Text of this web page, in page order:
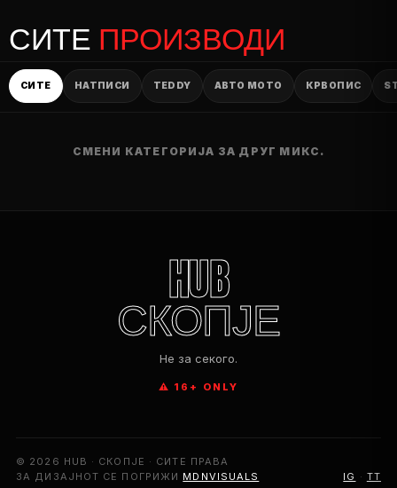
СИТЕ ПРОИЗВОДИ
СИТЕ НАТПИСИ TEDDY АВТО МОТО КРВОПИС
СМЕНИ КАТЕГОРИЈА ЗА ДРУГ МИКС.
HUB
СКОПЈЕ
Не за секого.
⚠ 16+ ONLY
© 2026 HUB · СКОПЈЕ · СИТЕ ПРАВА
ЗА ДИЗАЈНОТ СЕ ПОГРИЖИ MDNVISUALS IG · TT